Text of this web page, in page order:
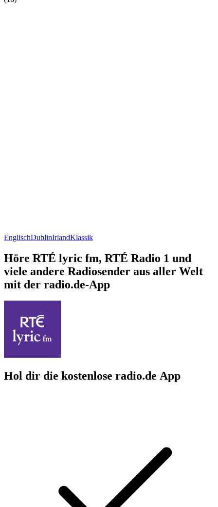
EnglischDublinIrlandKlassik
Höre RTÉ lyric fm, RTÉ Radio 1 und
viele andere Radiosender aus aller Welt
mit der radio.de-App
Hol dir die kostenlose radio.de App